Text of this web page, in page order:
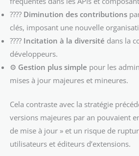
???? Diminution des contributions
clés, imposant une nouvelle
???? Incitation à la diversité dans la
développeurs.
⚙️ Gestion plus simple pour les
mises à jour majeures et mineures.
Cela contraste avec la stratégie
versions majeures par an pouvaient
de mise à jour » et un risque de
utilisateurs et éditeurs d’extensions.